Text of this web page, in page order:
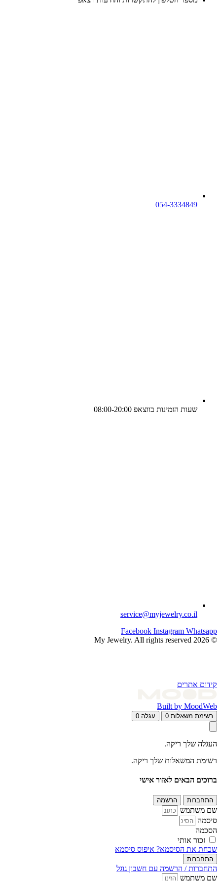
054-3334849
שעות הזמינות בווצאפ 08:00-20:00
service@myjewelry.co.il
Facebook Instagram Whatsapp
© 2026 My Jewelry. All rights reserved
קידום אתרים
Built by MoodWeb
רשימת משאלות 0 עגלה 0
העגלה שלך ריקה.
רשימת המשאלות שלך ריקה.
ברוכים הבאים לאזור אישי
התחברות הרשמה
שם משתמש
סיסמה
הסכמה
זכור אותי
שכחת את הסיסמא? איפוס סיסמא
התחברות
התחברות / הרשמה עם חשבון גוגל
שם משתמש